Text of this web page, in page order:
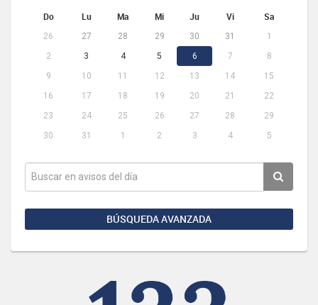
Do Lu Ma Mi Ju Vi Sa
26 27 28 29 30 31
1
2
3 4 5 6 7
8
9
10 11 12 13 14
15
16
17 18 19 20 21
22
23
24 25 26 27 28
29
30
31 1 2 3 4 5
BÚSQUEDA AVANZADA